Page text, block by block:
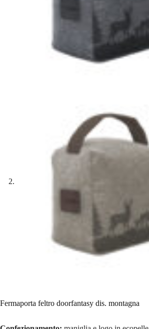
Fermaporta feltro doorfantasy dis. montagna